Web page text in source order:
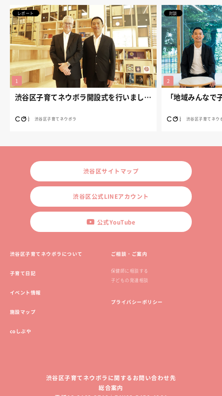
レポート
渋谷区子育てネウボラ開設式を行いました。
渋谷区子育てネウボラ
対談
渋谷区子育てネウ
渋谷区サイトマップ
渋谷区公式LINEアカウント
公式YouTube
渋谷区子育てネウボラについて
子育て日記
イベント情報
施設マップ
coしぶや
ご相談・ご案内
保健師に相談する
子どもの発達相談
プライバシーポリシー
渋谷区子育てネウボラに関するお問い合わせ先
総合案内